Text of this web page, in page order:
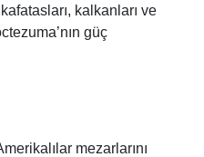
kalkanları ve
güç
mezarlarını